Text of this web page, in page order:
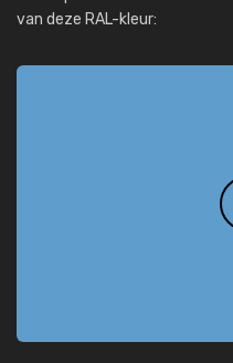
van deze RAL-kleur: